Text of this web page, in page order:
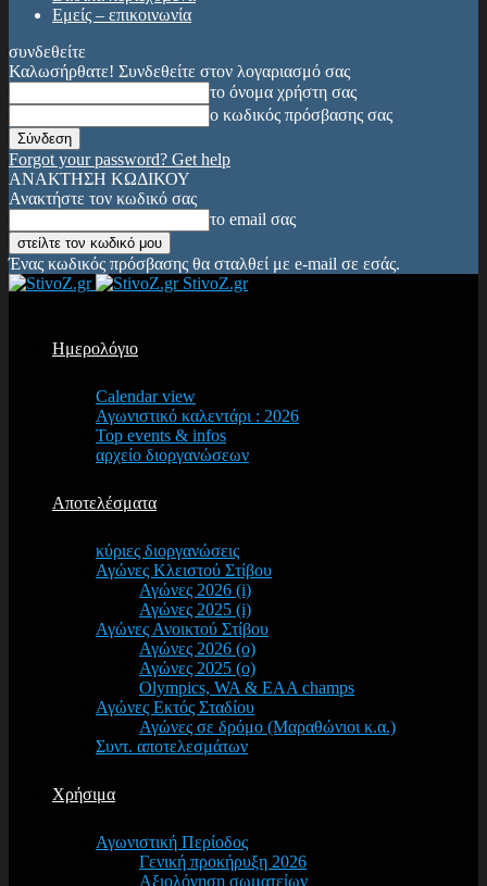
Εμείς – επικοινωνία
συνδεθείτε
Καλωσήρθατε! Συνδεθείτε στον λογαριασμό σας
το όνομα χρήστη σας
ο κωδικός πρόσβασης σας
Forgot your password? Get help
ΑΝΑΚΤΗΣΗ ΚΩΔΙΚΟΥ
Ανακτήστε τον κωδικό σας
το email σας
Ένας κωδικός πρόσβασης θα σταλθεί με e-mail σε εσάς.
StivoZ.gr
Ημερολόγιο
Calendar view
Αγωνιστικό καλεντάρι : 2026
Top events & infos
αρχείο διοργανώσεων
Αποτελέσματα
κύριες διοργανώσεις
Αγώνες Κλειστού Στίβου
Αγώνες 2026 (i)
Αγώνες 2025 (i)
Αγώνες Ανοικτού Στίβου
Αγώνες 2026 (o)
Αγώνες 2025 (o)
Olympics, WA & EAA champs
Αγώνες Εκτός Σταδίου
Αγώνες σε δρόμο (Μαραθώνιοι κ.α.)
Συντ. αποτελεσμάτων
Χρήσιμα
Αγωνιστική Περίοδος
Γενική προκήρυξη 2026
Αξιολόγηση σωματείων